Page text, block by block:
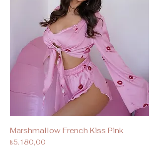
Marshmallow French Kiss Pink
Fiyat
₺5.180,00